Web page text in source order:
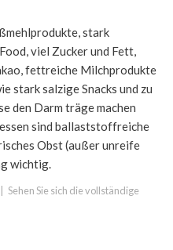
stark
viel Zucker und Fett,
fettreiche Milchprodukte
stark salzige Snacks und zu
den Darm träge machen
sind ballaststoffreiche
Obst (außer unreife
wichtig.
Sehen Sie sich die vollständige